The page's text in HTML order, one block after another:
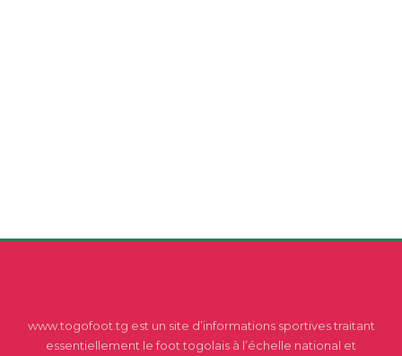
www.togofoot.tg est un site d’informations sportives traitant
essentiellement le foot togolais à l’échelle national et